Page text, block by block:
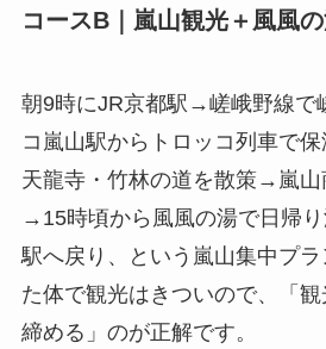
コースB｜嵐山観光＋風風
朝9時にJR京都駅→嵯峨野線で
コ嵐山駅からトロッコ列車で
天龍寺・竹林の道を散策→嵐山
→15時頃から風風の湯で日帰
駅へ戻り、という嵐山集中プ
た体で観光はきついので、「
締める」のが正解です。